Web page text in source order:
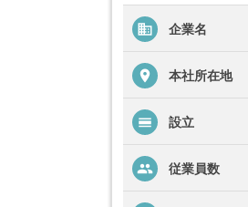
企業名
本社所在地
設立
従業員数